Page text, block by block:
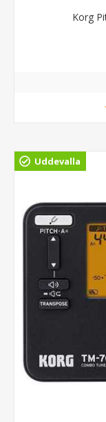
Korg
Uddevalla